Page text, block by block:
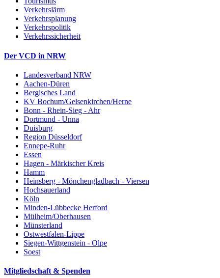
Verkehrslärm
Verkehrsplanung
Verkehrspolitik
Verkehrssicherheit
Der VCD in NRW
Landesverband NRW
Aachen-Düren
Bergisches Land
KV Bochum/Gelsenkirchen/Herne
Bonn - Rhein-Sieg - Ahr
Dortmund - Unna
Duisburg
Region Düsseldorf
Ennepe-Ruhr
Essen
Hagen - Märkischer Kreis
Hamm
Heinsberg - Mönchengladbach - Viersen
Hochsauerland
Köln
Minden-Lübbecke Herford
Mülheim/Oberhausen
Münsterland
Ostwestfalen-Lippe
Siegen-Wittgenstein - Olpe
Soest
Mitgliedschaft & Spenden